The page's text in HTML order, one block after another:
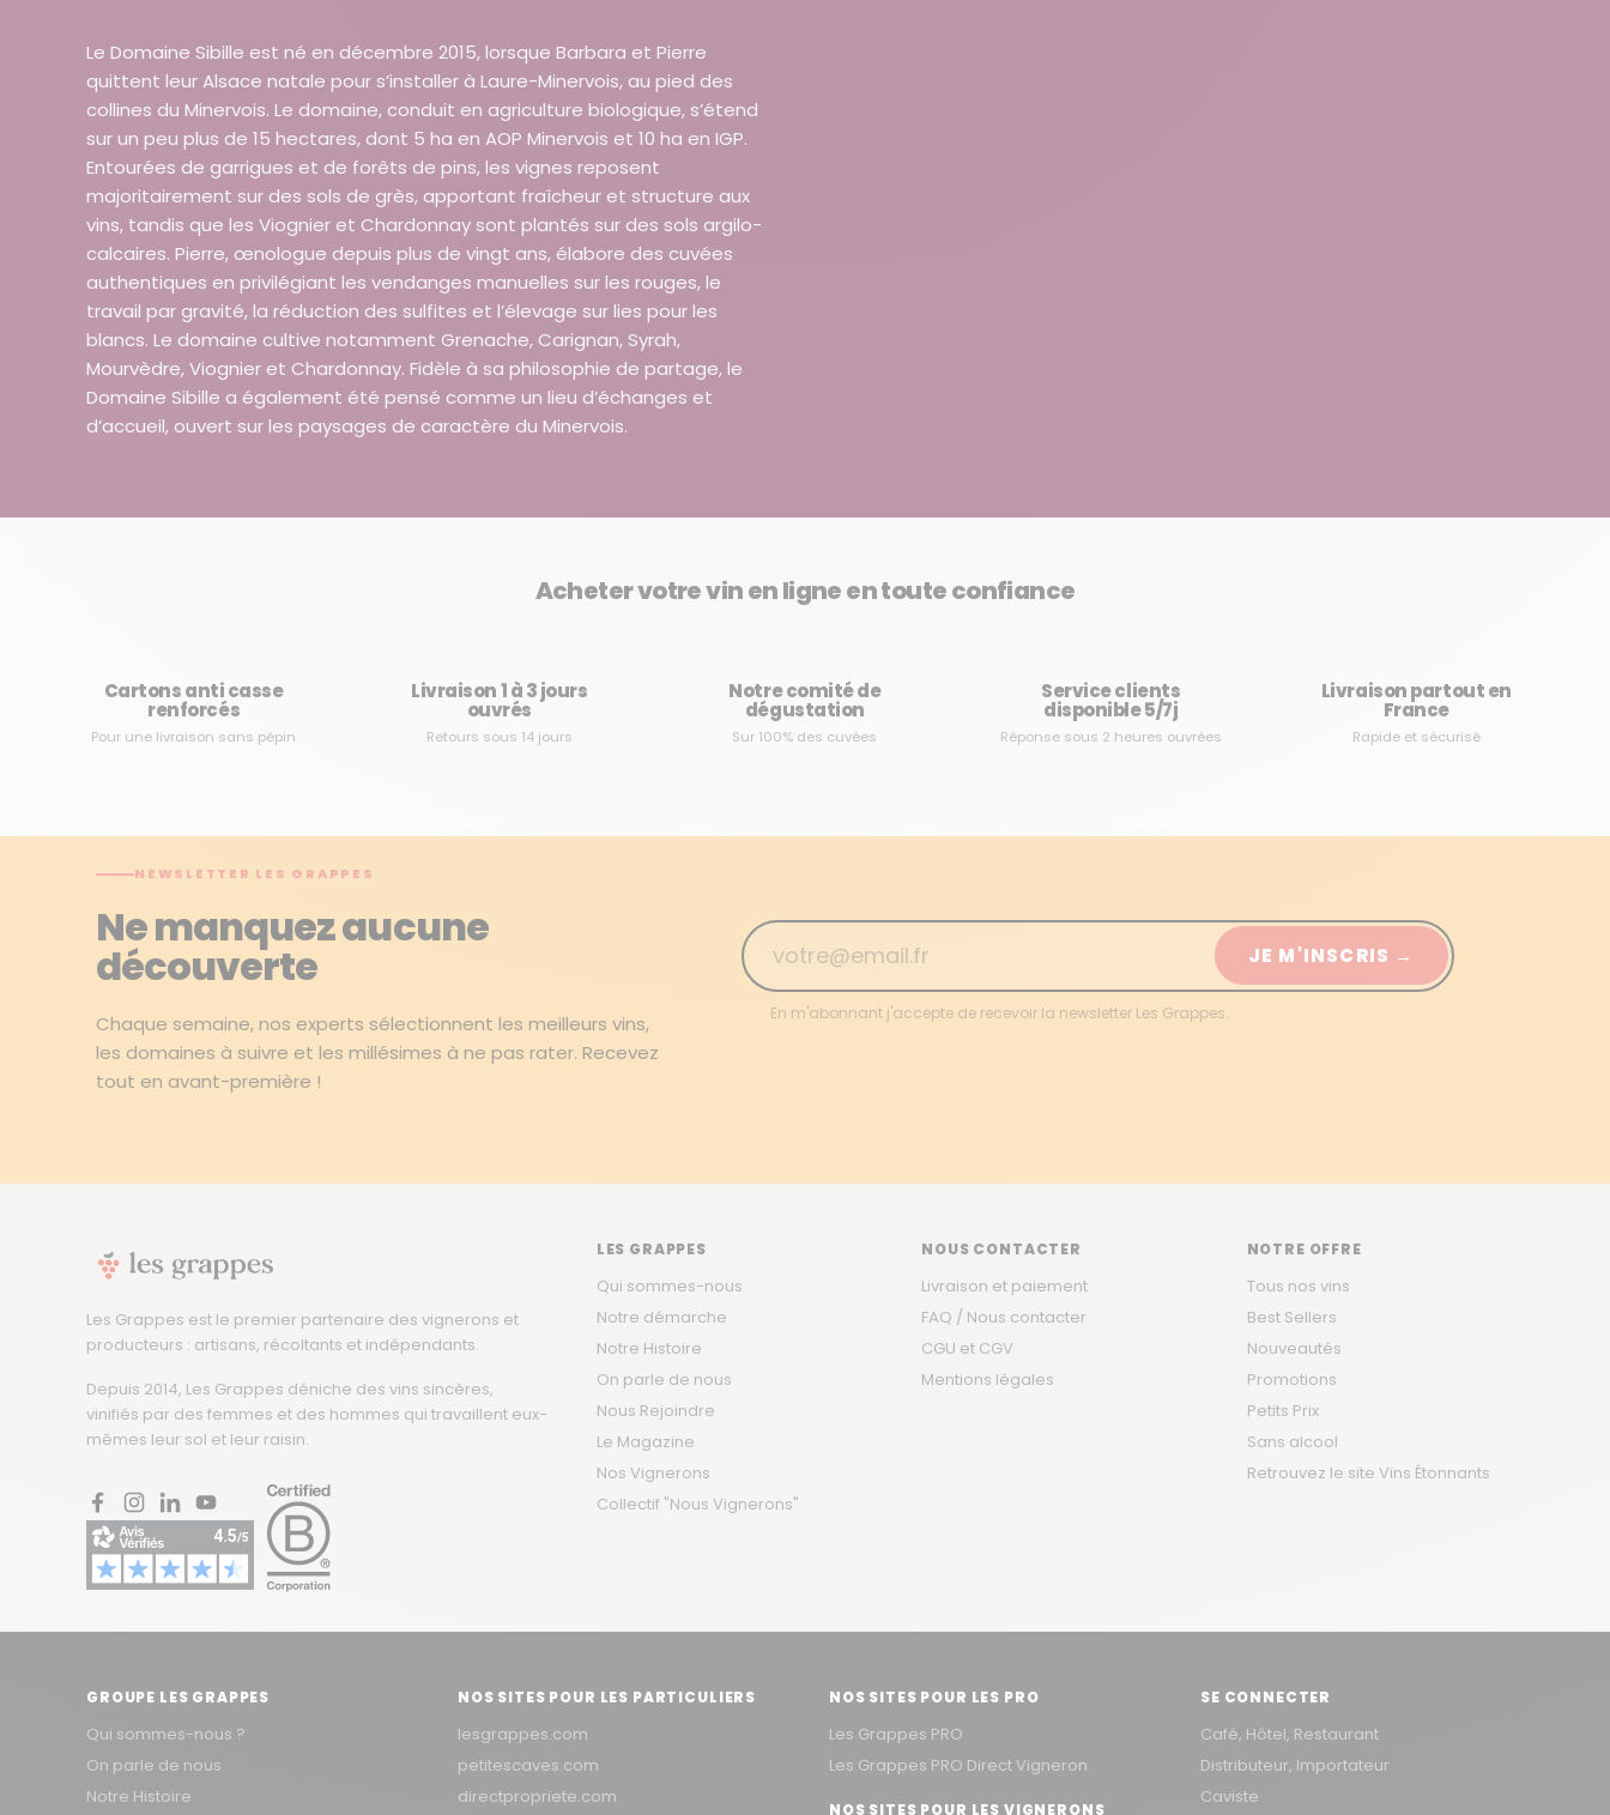
Le Domaine Sibille est né en décembre 2015, lorsque Barbara et Pierre
quittent leur Alsace natale pour s’installer à Laure-Minervois, au pied des
collines du Minervois. Le domaine, conduit en agriculture biologique, s’étend
sur un peu plus de 15 hectares, dont 5 ha en AOP Minervois et 10 ha en IGP.
Entourées de garrigues et de forêts de pins, les vignes reposent
majoritairement sur des sols de grès, apportant fraîcheur et structure aux
vins, tandis que les Viognier et Chardonnay sont plantés sur des sols argilo-
calcaires. Pierre, œnologue depuis plus de vingt ans, élabore des cuvées
authentiques en privilégiant les vendanges manuelles sur les rouges, le
travail par gravité, la réduction des sulfites et l’élevage sur lies pour les
blancs. Le domaine cultive notamment Grenache, Carignan, Syrah,
Mourvèdre, Viognier et Chardonnay. Fidèle à sa philosophie de partage, le
Domaine Sibille a également été pensé comme un lieu d’échanges et
d’accueil, ouvert sur les paysages de caractère du Minervois.
Acheter votre vin en ligne en toute confiance
Cartons anti casse
renforcés
Pour une livraison sans pépin
Livraison 1 à 3 jours
ouvrés
Retours sous 14 jours
Notre comité de
dégustation
Sur 100% des cuvées
Service clients
disponible 5/7j
Réponse sous 2 heures ouvrées
Livraison partout en
France
Rapide et sécurisé
NEWSLETTER LES GRAPPES
Ne manquez aucune
découverte
Chaque semaine, nos experts sélectionnent les meilleurs vins,
les domaines à suivre et les millésimes à ne pas rater. Recevez
tout en avant-première !
JE M'INSCRIS →
En m'abonnant j'accepte de recevoir la newsletter Les Grappes.
Les Grappes est le premier partenaire des vignerons et
producteurs : artisans, récoltants et indépendants.
Depuis 2014, Les Grappes déniche des vins sincères,
vinifiés par des femmes et des hommes qui travaillent eux-
mêmes leur sol et leur raisin.
Facebook
Instagram
LinkedInYouTube
LES GRAPPES
Qui sommes-nous
Notre démarche
Notre Histoire
On parle de nous
Nous Rejoindre
Le Magazine
Nos Vignerons
Collectif "Nous Vignerons"
NOUS CONTACTER
Livraison et paiement
FAQ / Nous contacter
CGU et CGV
Mentions légales
NOTRE OFFRE
Tous nos vins
Best Sellers
Nouveautés
Promotions
Petits Prix
Sans alcool
Retrouvez le site Vins Étonnants
GROUPE LES GRAPPES
Qui sommes-nous ?
On parle de nous
Notre Histoire
NOS SITES POUR LES PARTICULIERS
lesgrappes.com
petitescaves.com
directpropriete.com
NOS SITES POUR LES PRO
Les Grappes PRO
Les Grappes PRO Direct Vigneron
NOS SITES POUR LES VIGNERONS
SE CONNECTER
Café, Hôtel, Restaurant
Distributeur, Importateur
Caviste